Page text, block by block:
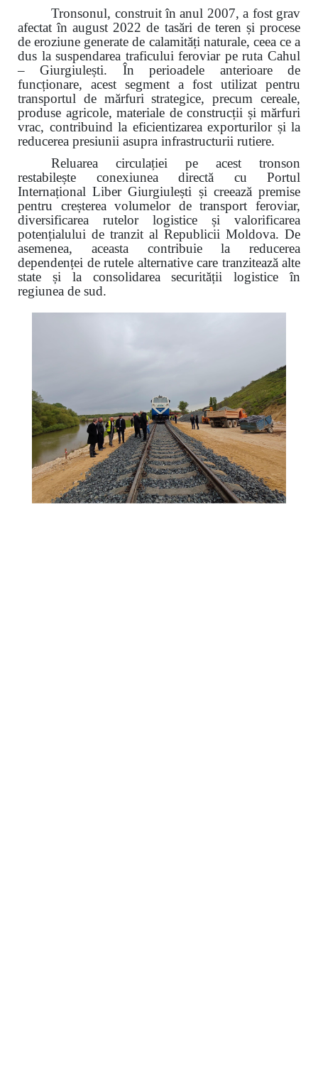
Tronsonul, construit în anul 2007, a fost grav
afectat în august 2022 de tasări de teren și procese
de eroziune generate de calamități naturale, ceea ce a
dus la suspendarea traficului feroviar pe ruta Cahul
– Giurgiulești. În perioadele anterioare de
funcționare, acest segment a fost utilizat pentru
transportul de mărfuri strategice, precum cereale,
produse agricole, materiale de construcții și mărfuri
vrac, contribuind la eficientizarea exporturilor și la
reducerea presiunii asupra infrastructurii rutiere.
Reluarea circulației pe acest tronson
restabilește conexiunea directă cu Portul
Internațional Liber Giurgiulești și creează premise
pentru creșterea volumelor de transport feroviar,
diversificarea rutelor logistice și valorificarea
potențialului de tranzit al Republicii Moldova. De
asemenea, aceasta contribuie la reducerea
dependenței de rutele alternative care tranzitează alte
state și la consolidarea securității logistice în
regiunea de sud.